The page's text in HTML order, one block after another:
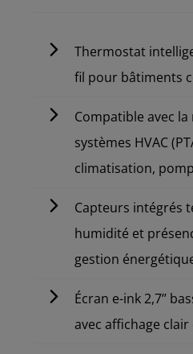
Thermostat
fil pour bâtiments
Compatible avec
systèmes HVAC
climatisation,
Capteurs intégrés
humidité et
gestion
Écran e-ink 2,7’’
avec affichage clair